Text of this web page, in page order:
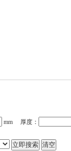
mm 厚度：